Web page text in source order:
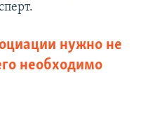
нужно не
необходимо